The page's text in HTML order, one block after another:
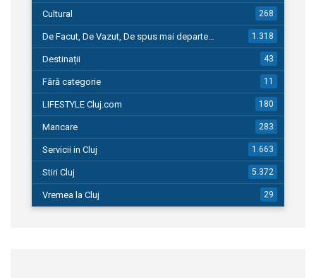
Cultural 268
De Facut, De Vazut, De spus mai departe… 1.318
Destinații 43
Fără categorie 11
LIFESTYLE Cluj.com 180
Mancare 283
Servicii in Cluj 1.663
Stiri Cluj 5.372
Vremea la Cluj 29